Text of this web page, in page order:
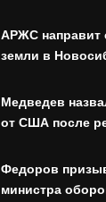
АРЖС направит
земли в
Медведев
от США после
Федоров
министра